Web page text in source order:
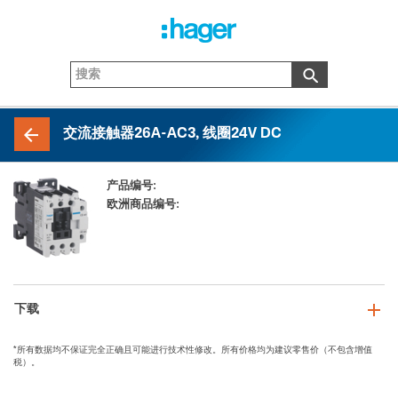
交流接触器26A-AC3, 线圈24V DC
产品编号:
EW025_E
欧洲商品编号:
3250612237722
下载
*所有数据均不保证完全正确且可能进行技术性修改。所有价格均为建议零售价（不包含增值
税）。